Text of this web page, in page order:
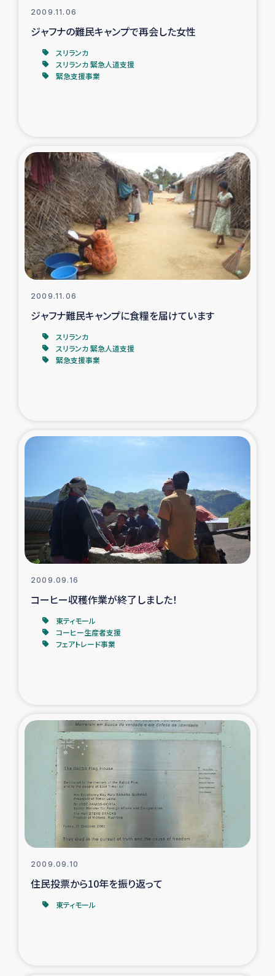
ガザ人道支援
令和6年能登半島地震 緊急支援
タイ国境ミャンマー移民子ども支援
漁民によるマングローブ植林活動
レバノンでのシリア難民への食糧・越冬支援
レバノンにおける緊急支援
レバノンでのシリア難民・レバノン人への農業支援
海外ルーツの市民との共生
復興応援隊の活動
仮設住宅生活支援・農業復興支援
漁業復興支援
インターン・ボランティア日誌
ガザ空爆被災者への食料支援と農家生産支援
ガザ地区における被災住民への緊急支援
ガザ地区酪農を通した女性グループの生計支援
ふりかけ普及と食生活改善による栄養改善事業
フェアトレード事業
女性の生計向上を通じた子どもの栄養改善事業
2009.11.06
ジャフナの難民キャンプで再会した女性
スリランカ
スリランカ 緊急人道支援
緊急支援事業
2009.11.06
ジャフナ難民キャンプに食糧を届けています
スリランカ
スリランカ 緊急人道支援
緊急支援事業
2009.09.16
コーヒー収穫作業が終了しました！
東ティモール
コーヒー生産者支援
フェアトレード事業
2009.09.10
住民投票から10年を振り返って
東ティモール